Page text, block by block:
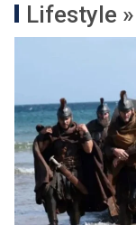
Lifestyle »